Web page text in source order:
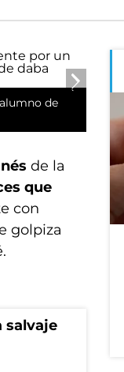
de
de la
que
con
golpiza
salvaje